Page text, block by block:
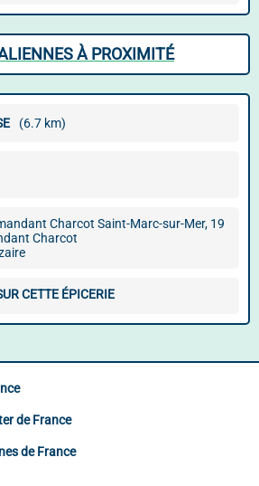
À PROXIMITÉ
(6.7 km)
Charcot Saint-Marc-sur-Mer, 19
Charcot
CETTE ÉPICERIE
de France
de France